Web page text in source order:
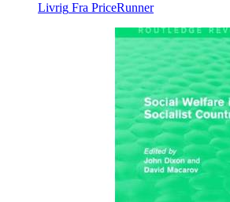
Livrig Fra PriceRunner